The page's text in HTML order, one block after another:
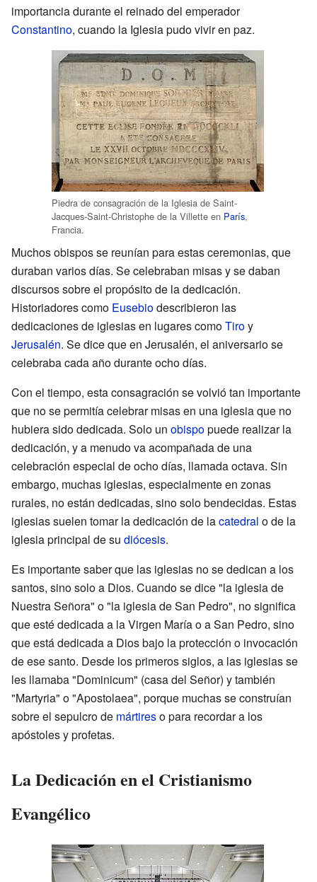
importancia durante el reinado del emperador
Constantino, cuando la Iglesia pudo vivir en paz.
Piedra de consagración de la Iglesia de Saint-
Jacques-Saint-Christophe de la Villette en París,
Francia.
Muchos obispos se reunían para estas ceremonias, que
duraban varios días. Se celebraban misas y se daban
discursos sobre el propósito de la dedicación.
Historiadores como Eusebiodescribieron las
dedicaciones de iglesias en lugares comoTiroy
Jerusalén. Se dice que en Jerusalén, el aniversario se
celebraba cada año durante ocho días.
Con el tiempo, esta consagración se volvió tan importante
que no se permitía celebrar misas en una iglesia que no
hubiera sido dedicada. Solo un obispopuede realizar la
dedicación, y a menudo va acompañada de una
celebración especial de ocho días, llamada octava. Sin
embargo, muchas iglesias, especialmente en zonas
rurales, no están dedicadas, sino solo bendecidas. Estas
iglesias suelen tomar la dedicación de lacatedral o de la
iglesia principal de su diócesis.
Es importante saber que las iglesias no se dedican a los
santos, sino solo a Dios. Cuando se dice "la iglesia de
Nuestra Señora" o "la iglesia de San Pedro", no significa
que esté dedicada a la Virgen María o a San Pedro, sino
que está dedicada a Dios bajo la protección o invocación
de ese santo. Desde los primeros siglos, a las iglesias se
les llamaba "Dominicum" (casa del Señor) y también
"Martyria" o "Apostolaea", porque muchas se construían
sobre el sepulcro de mártireso para recordar a los
apóstoles y profetas.
La Dedicación en el Cristianismo
Evangélico